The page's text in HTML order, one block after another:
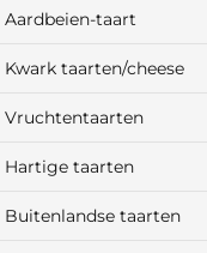
Aardbeien-taart
Kwark taarten/cheese
Vruchtentaarten
Hartige taarten
Buitenlandse taarten